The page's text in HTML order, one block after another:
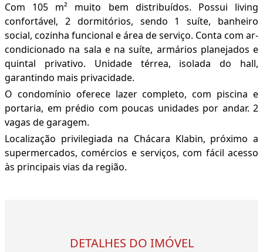
Com 105 m² muito bem distribuídos. Possui living
confortável, 2 dormitórios, sendo 1 suíte, banheiro
social, cozinha funcional e área de serviço. Conta com ar-
condicionado na sala e na suíte, armários planejados e
quintal privativo. Unidade térrea, isolada do hall,
garantindo mais privacidade.
O condomínio oferece lazer completo, com piscina e
portaria, em prédio com poucas unidades por andar. 2
vagas de garagem.
Localização privilegiada na Chácara Klabin, próximo a
supermercados, comércios e serviços, com fácil acesso
às principais vias da região.
DETALHES DO IMÓVEL